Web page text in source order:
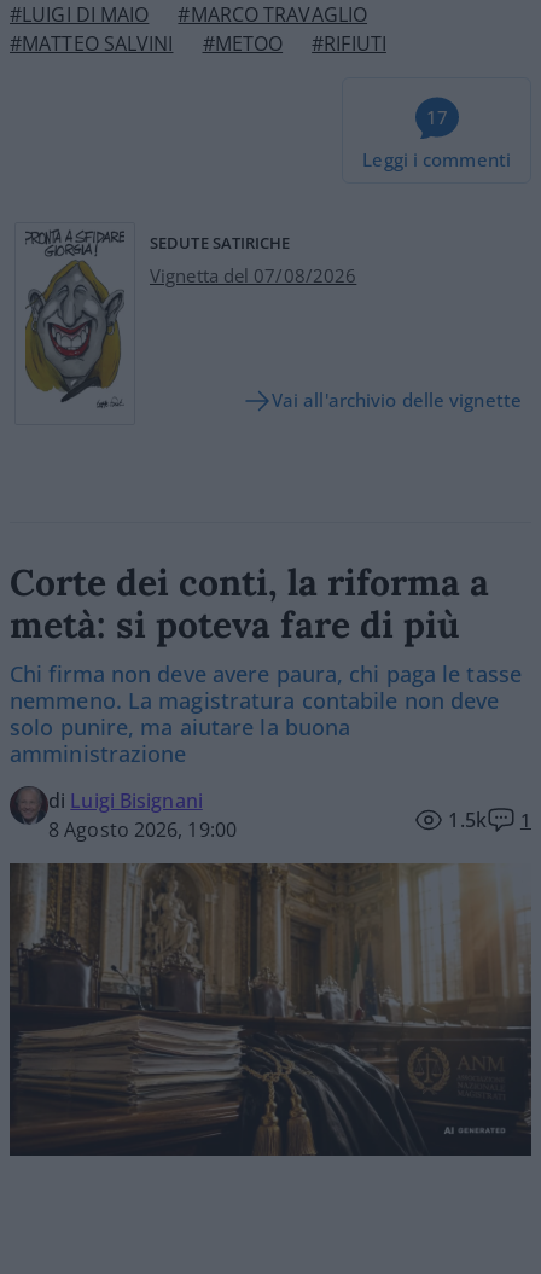
#LUIGI DI MAIO
#MARCO TRAVAGLIO
#MATTEO SALVINI
#METOO #RIFIUTI
17
Leggi i commenti
SEDUTE SATIRICHE
Vignetta del 07/08/2026
Vai all'archivio delle vignette
Corte dei conti, la riforma a
metà: si poteva fare di più
Chi firma non deve avere paura, chi paga le tasse
nemmeno. La magistratura contabile non deve
solo punire, ma aiutare la buona
amministrazione
di Luigi Bisignani
8 Agosto 2026, 19:00
1.5k 1